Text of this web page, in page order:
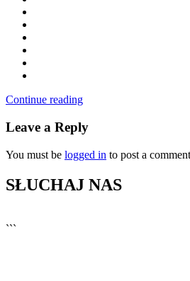
Continue reading
Leave a Reply
You must be logged in to post a
SŁUCHAJ NAS
```